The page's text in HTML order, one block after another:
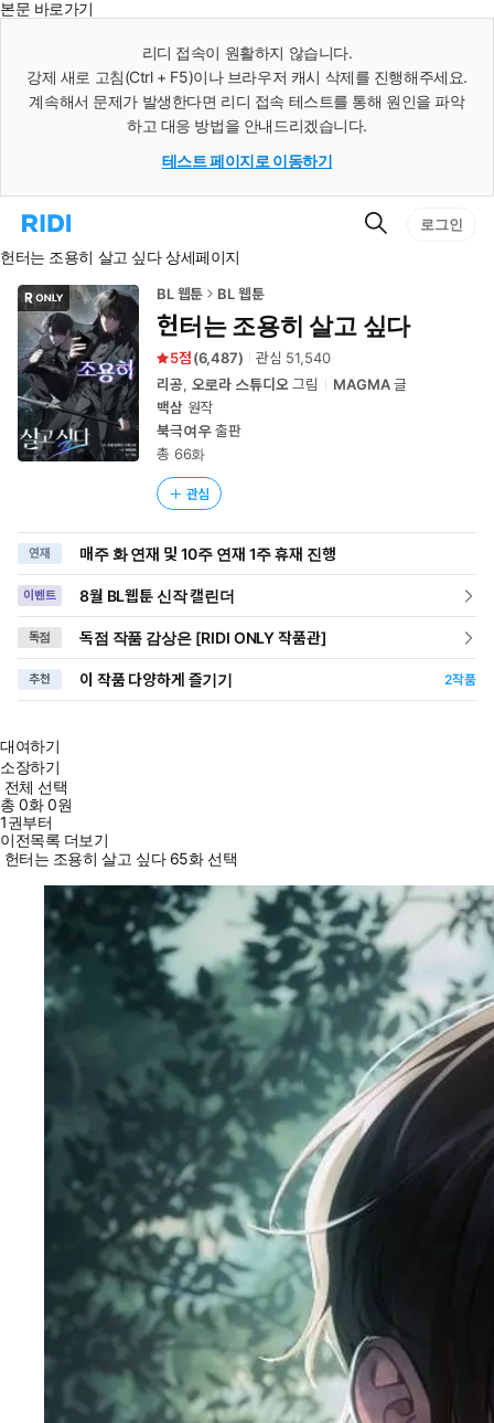
본문 바로가기
리디 접속이 원활하지 않습니다.
강제 새로 고침(Ctrl + F5)이나 브라우저 캐시 삭제를 진행해주세요.
계속해서 문제가 발생한다면 리디 접속 테스트를 통해 원인을 파악
하고 대응 방법을 안내드리겠습니다.
테스트 페이지로 이동하기
리
홈
로
이
동
검
로그인
헌터는 조용히 살고 싶다 상세페이지
BL 웹툰 BL 웹툰
헌터는 조용히 살고 싶다
5 (6,487) 관심 51,540
리공, 오로라 스튜디오그림 MAGMA글
백삼원작
북극여우출판
총 66화
관심
연재 매주 화 연재 및 10주 연재 1주 휴재 진행
이벤트 8월 BL웹툰 신작 캘린더
독점 독점 작품 감상은 [RIDI ONLY 작품관]
추천 이 작품 다양하게 즐기기 2작품
대여하기
소장하기
전체 선택
총0화0원
1권부터
이전목록 더보기
헌터는 조용히 살고 싶다 65화 선택